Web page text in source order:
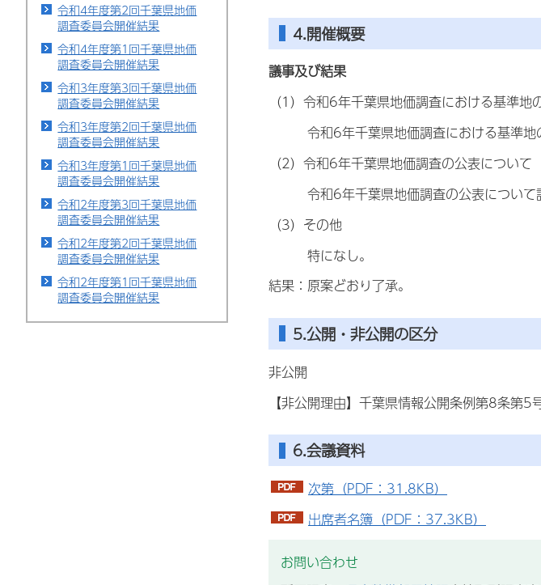
令和4年度第2回千葉県地価
調査委員会開催結果
令和4年度第1回千葉県地価
調査委員会開催結果
令和3年度第3回千葉県地価
調査委員会開催結果
令和3年度第2回千葉県地価
調査委員会開催結果
令和3年度第1回千葉県地価
調査委員会開催結果
令和2年度第3回千葉県地価
調査委員会開催結果
令和2年度第2回千葉県地価
調査委員会開催結果
令和2年度第1回千葉県地価
調査委員会開催結果
4.開催概要
議事及び結果
（1）令和6年千葉県地価調査における基準地
令和6年千葉県地価調査における基準地の
（2）令和6年千葉県地価調査の公表について
令和6年千葉県地価調査の公表について説
（3）その他
特になし。
結果：原案どおり了承。
5.公開・非公開の区分
非公開
【非公開理由】千葉県情報公開条例第8条第5
6.会議資料
次第（PDF：31.8KB）
出席者名簿（PDF：37.3KB）
お問い合わせ